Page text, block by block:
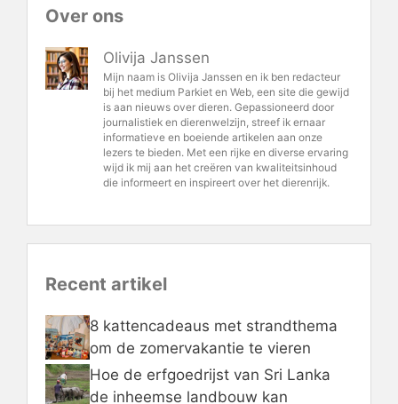
Over ons
Olivija Janssen
Mijn naam is Olivija Janssen en ik ben redacteur
bij het medium Parkiet en Web, een site die gewijd
is aan nieuws over dieren. Gepassioneerd door
journalistiek en dierenwelzijn, streef ik ernaar
informatieve en boeiende artikelen aan onze
lezers te bieden. Met een rijke en diverse ervaring
wijd ik mij aan het creëren van kwaliteitsinhoud
die informeert en inspireert over het dierenrijk.
Recent artikel
8 kattencadeaus met strandthema
om de zomervakantie te vieren
Hoe de erfgoedrijst van Sri Lanka
de inheemse landbouw kan